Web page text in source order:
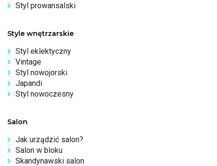
Styl prowansalski
Style wnętrzarskie
Styl eklektyczny
Vintage
Styl nowojorski
Japandi
Styl nowoczesny
Salon
Jak urządzić salon?
Salon w bloku
Skandynawski salon